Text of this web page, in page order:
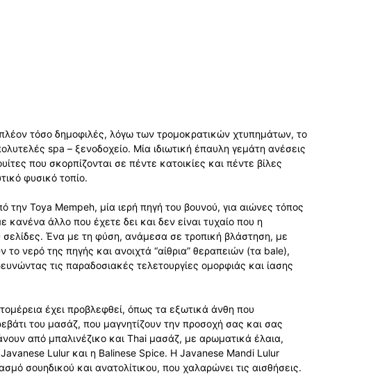
τόσο δημοφιλές, λόγω των τρομοκρατικών χτυπημάτων, το
spa – ξενοδοχείο. Μία ιδιωτική έπαυλη γεμάτη ανέσεις
που σκορπίζονται σε πέντε κατοικίες και πέντε βίλες
φυσικό τοπίο.
την Toya Mempeh, μία ιερή πηγή του βουνού, για αιώνες τόπος
κανένα άλλο που έχετε δει και δεν είναι τυχαίο που η
σελίδες. Ένα με τη φύση, ανάμεσα σε τροπική βλάστηση, με
το νερό της πηγής και ανοιχτά “αίθρια” θεραπειών (τα bale),
τις παραδοσιακές τελετουργίες ομορφιάς και ίασης
έχει προβλεφθεί, όπως τα εξωτικά άνθη που
του μασάζ, που μαγνητίζουν την προσοχή σας και σας
από μπαλινέζικο και Thai μασάζ, με αρωματικά έλαια,
Lulur και η Balinese Spice. Η Javanese Mandi Lulur
σουηδικού και ανατολίτικου, που χαλαρώνει τις αισθήσεις.